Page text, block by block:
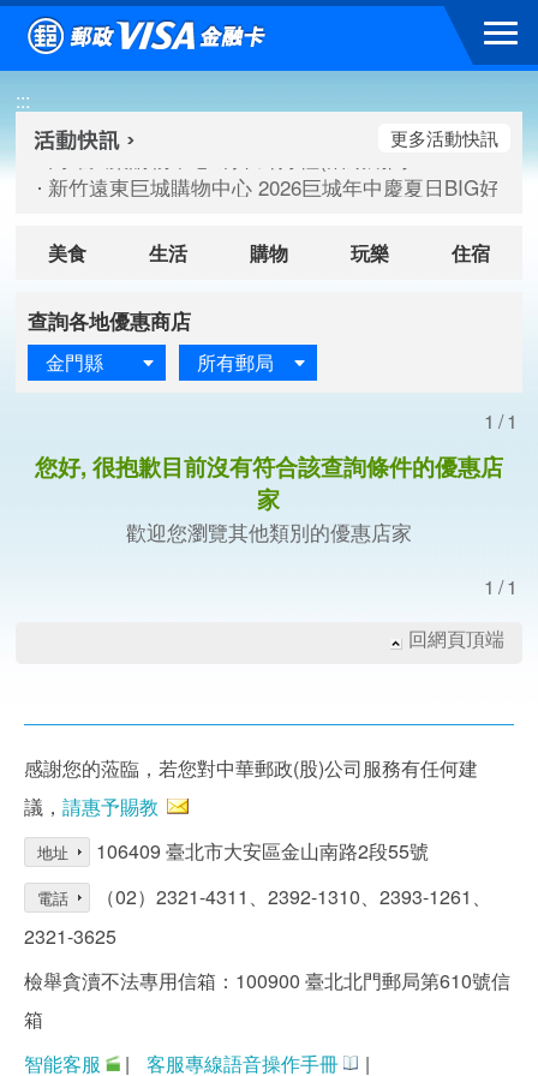
跳到主要內容區塊
:::
高雄大樂購物中心 刷卡郵好禮(活動期間：115/08/07-
臺北三創生活 有點東西第2波 刷卡郵好禮(活動期間：
高雄大樂購物中心 刷卡郵好禮(活動期間：115/08/07-
新竹遠東巨城購物中心 2026巨城年中慶夏日BIG好刷(
更多活動快訊
美食 生活 購物 玩樂 住宿
查詢各地優惠商店
金門縣 所有郵局
1/1
您好, 很抱歉目前沒有符合該查詢條件的優惠店
家
歡迎您瀏覽其他類別的優惠店家
1/1
回網頁頂端
感謝您的蒞臨，若您對中華郵政(股)公司服務有任何建
議， 請惠予賜教
地址 106409 臺北市大安區金山南路2段55號
電話
（02）2321-4311、2392-1310、2393-1261、
2321-3625
檢舉貪瀆不法專用信箱：100900 臺北北門郵局第610號信
箱
智能客服
| 客服專線語音操作手冊 |